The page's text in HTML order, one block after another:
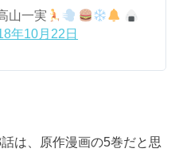
山一実
年10月22日
は、原作漫画の5巻だと思